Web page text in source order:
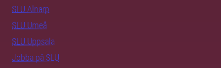
SLU Alnarp
SLU Umeå
SLU Uppsala
Jobba på SLU